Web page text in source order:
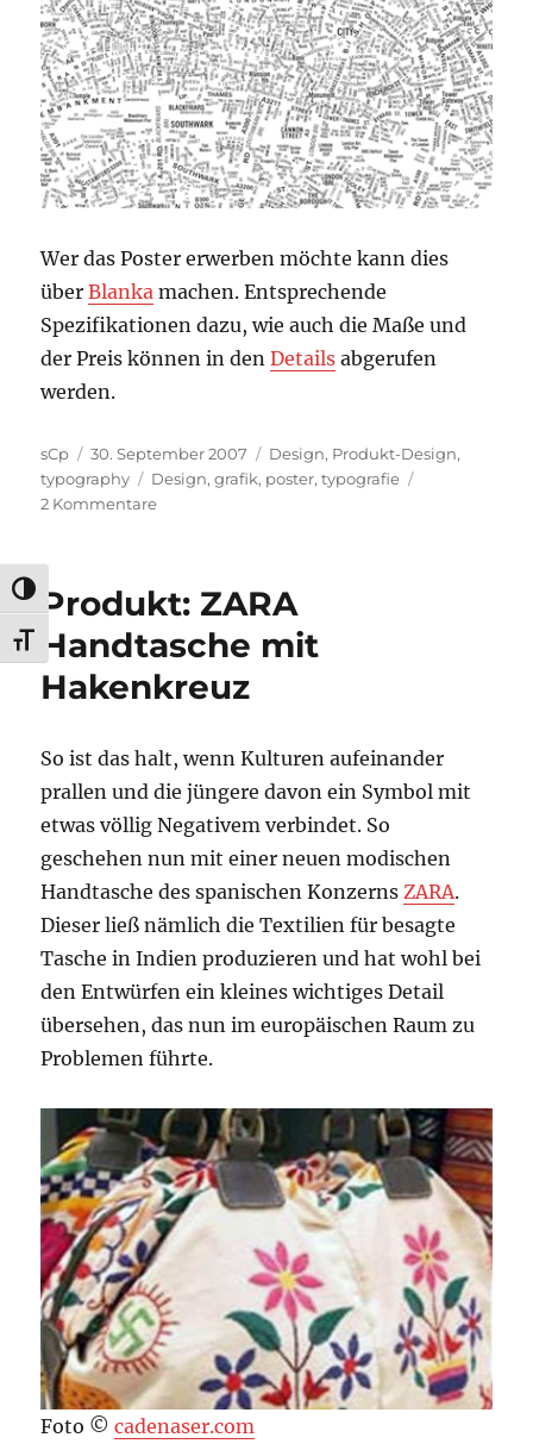
UMSCHALTEN AUF HOHE KONTRASTE
SCHRIFT VERGRÖSSERN
Wer das Poster erwerben möchte kann dies
überBlanka machen. Entsprechende
Spezifikationen dazu, wie auch die Maße und
der Preis können in denDetails abgerufen
werden.
Autor
sCp
Veröffentlicht
am
30. September 2007 Kategorien
Design, Produkt-Design,
typography
Schlagwörter
Design,grafik, poster,typografie
2 Kommentarezu
Produkt: ZARA
Handtasche mit
Hakenkreuz
So ist das halt, wenn Kulturen aufeinander
prallen und die jüngere davon ein Symbol mit
etwas völlig Negativem verbindet. So
geschehen nun mit einer neuen modischen
Handtasche des spanischen Konzerns ZARA.
Dieser ließ nämlich die Textilien für besagte
Tasche in Indien produzieren und hat wohl bei
den Entwürfen ein kleines wichtiges Detail
übersehen, das nun im europäischen Raum zu
Problemen führte.
Foto ©cadenaser.com